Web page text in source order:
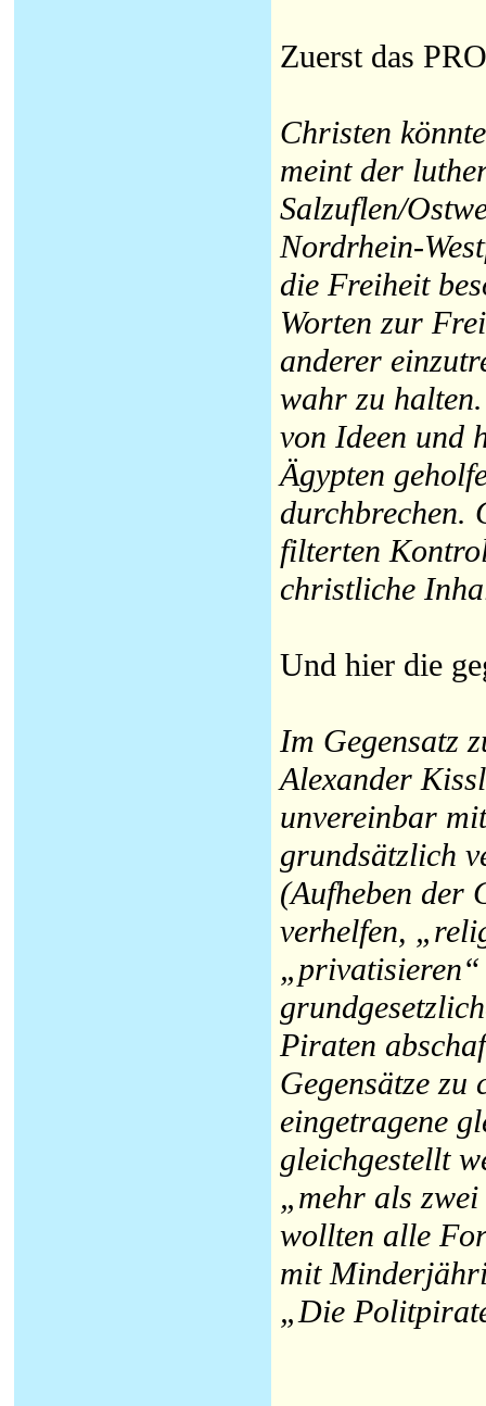
Zuerst das
Christen
meint der
Salzuflen/
Nordrhein-
die Freiheit
Worten zur
anderer
wahr zu
von Ideen und
Ägypten
durchbrechen.
filterten
christliche
Und hier die
Im Gegensatz
Alexander
unvereinbar
grundsätzlich
(Aufheben der
verhelfen,
Piraten
Gegensätze
eingetragene
gleichgestellt
„mehr als
wollten alle
mit
„Die